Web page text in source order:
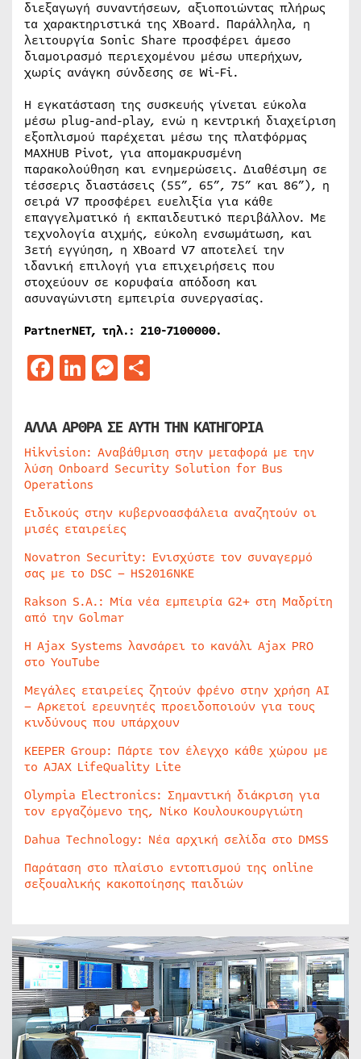
διεξαγωγή συναντήσεων, αξιοποιώντας πλήρως
τα χαρακτηριστικά της XBoard. Παράλληλα, η
λειτουργία Sonic Share προσφέρει άμεσο
διαμοιρασμό περιεχομένου μέσω υπερήχων,
χωρίς ανάγκη σύνδεσης σε Wi-Fi.
Η εγκατάσταση της συσκευής γίνεται εύκολα
μέσω plug-and-play, ενώ η κεντρική διαχείριση
εξοπλισμού παρέχεται μέσω της πλατφόρμας
MAXHUB Pivot, για απομακρυσμένη
παρακολούθηση και ενημερώσεις. Διαθέσιμη σε
τέσσερις διαστάσεις (55”, 65”, 75” και 86”), η
σειρά V7 προσφέρει ευελιξία για κάθε
επαγγελματικό ή εκπαιδευτικό περιβάλλον. Με
τεχνολογία αιχμής, εύκολη ενσωμάτωση, και
3ετή εγγύηση, η XBoard V7 αποτελεί την
ιδανική επιλογή για επιχειρήσεις που
στοχεύουν σε κορυφαία απόδοση και
ασυναγώνιστη εμπειρία συνεργασίας.
PartnerNET, τηλ.: 210-7100000.
Facebook
LinkedIn
Messenger
ΑΛΛΑ ΑΡΘΡΑ ΣΕ ΑΥΤΗ ΤΗΝ ΚΑΤΗΓΟΡΙΑ
Hikvision: Αναβάθμιση στην μεταφορά με την
λύση Onboard Security Solution for Bus
Operations
Ειδικούς στην κυβερνοασφάλεια αναζητούν οι
μισές εταιρείες
Novatron Security: Ενισχύστε τον συναγερμό
σας με το DSC – HS2016NKE
Rakson S.A.: Μία νέα εμπειρία G2+ στη Μαδρίτη
από την Golmar
Η Ajax Systems λανσάρει το κανάλι Ajax PRO
στο YouTube
Μεγάλες εταιρείες ζητούν φρένο στην χρήση AI
– Αρκετοί ερευνητές προειδοποιούν για τους
κινδύνους που υπάρχουν
KEEPER Group: Πάρτε τον έλεγχο κάθε χώρου με
το AJAX LifeQuality Lite
Olympia Electronics: Σημαντική διάκριση για
τον εργαζόμενο της, Νίκο Κουλουκουργιώτη
Dahua Technology: Νέα αρχική σελίδα στο DMSS
Παράταση στο πλαίσιο εντοπισμού της online
σεξουαλικής κακοποίησης παιδιών